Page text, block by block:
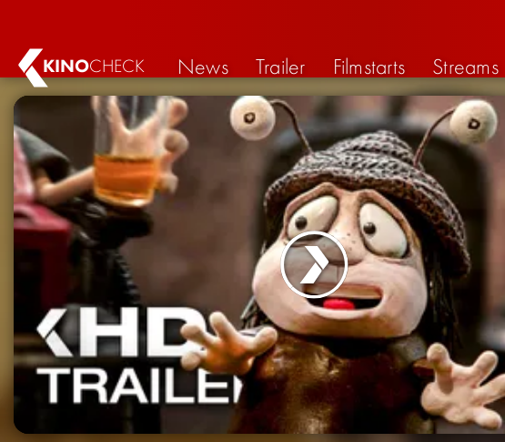
KINOCHECK News Trailer Filmstarts Streams